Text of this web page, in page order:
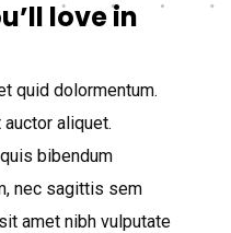
love in
quid dolormentum.
aliquet.
bibendum
nec sagittis sem
amet nibh vulputate